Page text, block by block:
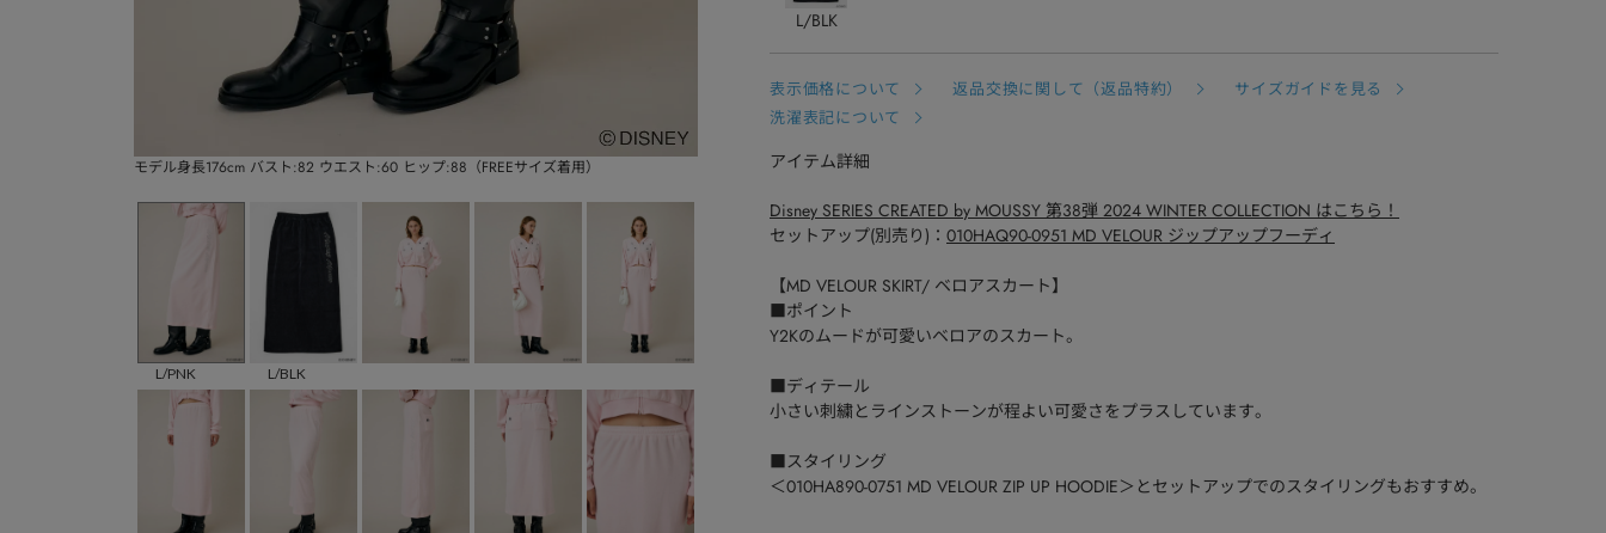
モデル身長176cm バスト:82 ウエスト:60 ヒップ:88（FREEサイズ着用）
L/PNK L/BLK
L/BLK
表示価格について 返品交換に関して（返品特約）
サイズガイドを見る
洗濯表記について
アイテム詳細
Disney SERIES CREATED by MOUSSY 第38弾 2024 WINTER COLLECTION はこちら！
セットアップ(別売り)： 010HAQ90-0951 MD VELOUR ジップアップフーディ
【MD VELOUR SKIRT/ ベロアスカート】
■ポイント
Y2Kのムードが可愛いベロアのスカート。
■ディテール
小さい刺繍とラインストーンが程よい可愛さをプラスしています。
■スタイリング
＜010HA890-0751 MD VELOUR ZIP UP HOODIE＞とセットアップでのスタイリングもおすすめ。